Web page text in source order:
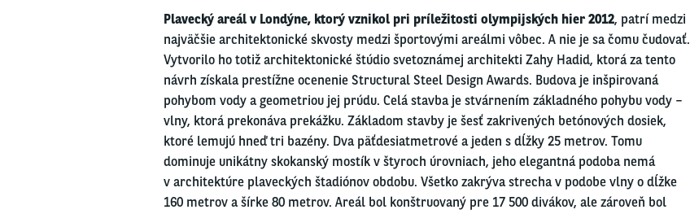
Plavecký areál v Londýne, ktorý vznikol pri príležitosti olympijských hier 2012, patrí medzi
najväčšie architektonické skvosty medzi športovými areálmi vôbec. A nie je sa čomu čudovať.
Vytvorilo ho totiž architektonické štúdio svetoznámej architekti Zahy Hadid, ktorá za tento
návrh získala prestížne ocenenie Structural Steel Design Awards. Budova je inšpirovaná
pohybom vody a geometriou jej prúdu. Celá stavba je stvárnením základného pohybu vody –
vlny, ktorá prekonáva prekážku. Základom stavby je šesť zakrivených betónových dosiek,
ktoré lemujú hneď tri bazény. Dva päťdesiatmetrové a jeden s dĺžky 25 metrov. Tomu
dominuje unikátny skokanský mostík v štyroch úrovniach, jeho elegantná podoba nemá
v architektúre plaveckých štadiónov obdobu. Všetko zakrýva strecha v podobe vlny o dĺžke
160 metrov a šírke 80 metrov. Areál bol konštruovaný pre 17 500 divákov, ale zároveň bol